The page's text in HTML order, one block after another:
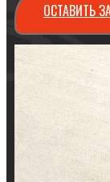
ОСТАВИТЬ